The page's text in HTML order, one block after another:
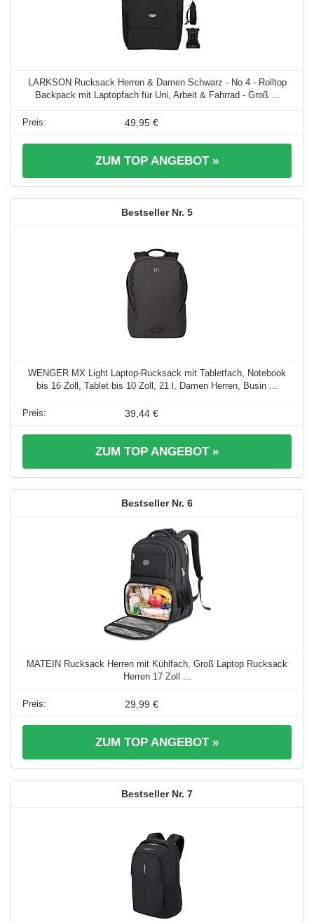
LARKSON Rucksack Herren & Damen Schwarz - No 4 - Rolltop
Backpack mit Laptopfach für Uni, Arbeit & Fahrrad - Groß ...
49,95 €
ZUM TOP ANGEBOT »
5
WENGER MX Light Laptop-Rucksack mit Tabletfach, Notebook
bis 16 Zoll, Tablet bis 10 Zoll, 21 l, Damen Herren, Busin ...
39,44 €
ZUM TOP ANGEBOT »
6
MATEIN Rucksack Herren mit Kühlfach, Groß Laptop Rucksack
Herren 17 Zoll ...
29,99 €
ZUM TOP ANGEBOT »
7